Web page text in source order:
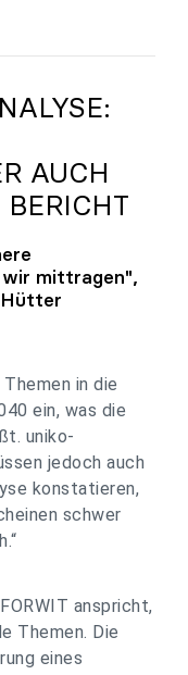
sind
AUCH
mittragen",
in die
ein, was die
uniko-
jedoch auch
konstatieren,
schwer
anspricht,
Themen. Die
eines